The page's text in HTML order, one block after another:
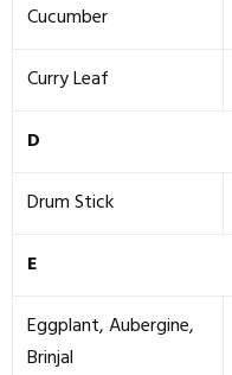
Cucumber
Curry Leaf
D
Drum Stick
E
Eggplant, Aubergine,
Brinjal